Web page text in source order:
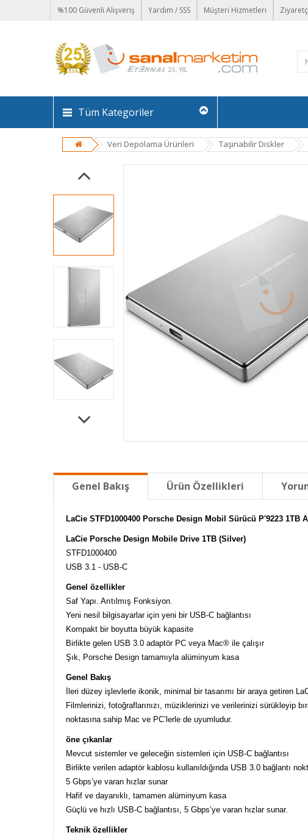
%100 Güvenli Alışveriş Yardım / SSS Müşteri Hizmetleri
Tüm Kategoriler
Veri Depolama Ürünleri Taşınabilir Diskler
Genel Bakış Ürün Özellikleri
LaCie STFD1000400 Porsche Design Mobil Sürücü P'9223 1TB
LaCie Porsche Design Mobile Drive 1TB (Silver)
STFD1000400
USB 3.1 - USB-C
Genel özellikler
Saf Yapı. Arıtılmış Fonksiyon.
Yeni nesil bilgisayarlar için yeni bir USB-C bağlantısı
Kompakt bir boyutta büyük kapasite
Birlikte gelen USB 3.0 adaptör PC veya Mac® ile çalışır
Şık, Porsche Design tamamıyla alüminyum kasa
Genel Bakış
İleri düzey işlevlerle ikonik, minimal bir tasarımı bir araya getiren
Filmlerinizi, fotoğraflarınızı, müziklerinizi ve verilerinizi sürükleyip
noktasına sahip Mac ve PC’lerle de uyumludur.
öne çıkanlar
Mevcut sistemler ve geleceğin sistemleri için USB-C bağlantısı
Birlikte verilen adaptör kablosu kullanıldığında USB 3.0 bağlantı
5 Gbps’ye varan hızlar sunar
Hafif ve dayanıklı, tamamen alüminyum kasa
Güçlü ve hızlı USB-C bağlantısı, 5 Gbps’ye varan hızlar sunar.
Teknik özellikler